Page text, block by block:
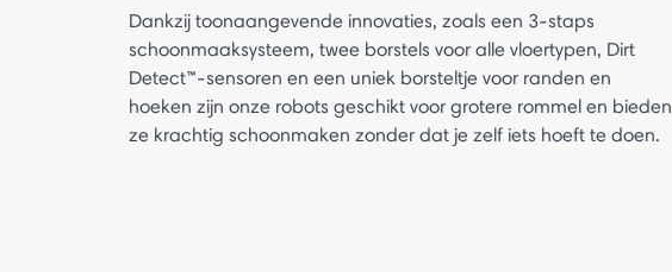
Dankzij toonaangevende innovaties, zoals een 3-staps
schoonmaaksysteem, twee borstels voor alle vloertypen, Dirt
Detect™-sensoren en een uniek borsteltje voor randen en
hoeken zijn onze robots geschikt voor grotere rommel en bieden
ze krachtig schoonmaken zonder dat je zelf iets hoeft te doen.